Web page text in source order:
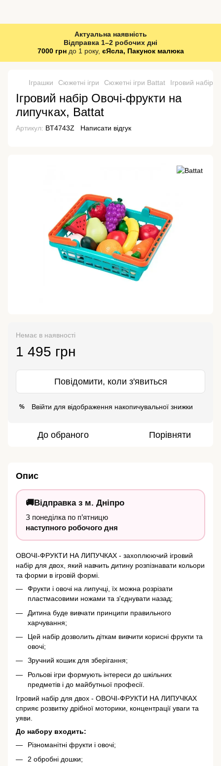
Актуальна наявність
Відправка 1–2 робочих дні
7000 грндо 1 року, єЯсла, Пакунок малюка
Іграшки Сюжетні ігри Сюжетні ігри Battat Ігровий набір
Ігровий набір Овочі-фрукти на
липучках, Battat
Артикул: BT4743Z Написати відгук
Немає в наявності
1 495 грн
Повідомити, коли з'явиться
% Ввійти для відображення накопичувальної знижки
До обраного Порівняти
Опис
🚚Відправка з м. Дніпро
З понеділка по п’ятницю
наступного робочого дня
ОВОЧІ-ФРУКТИ НА ЛИПУЧКАХ - захоплюючий ігровий
набір для двох, який навчить дитину розпізнавати кольори
та форми в ігровій формі.
Фрукти і овочі на липучці, їх можна розрізати
пластмасовими ножами та з'єднувати назад;
Дитина буде вивчати принципи правильного
харчування;
Цей набір дозволить діткам вивчити корисні фрукти та
овочі;
Зручний кошик для зберігання;
Рольові ігри формують інтереси до шкільних
предметів і до майбутньої професії.
Ігровий набір для двох - ОВОЧІ-ФРУКТИ НА ЛИПУЧКАХ
сприяє розвитку дрібної моторики, концентрації уваги та
уяви.
До набору входить:
Різноманітні фрукти і овочі;
2 обробні дошки;